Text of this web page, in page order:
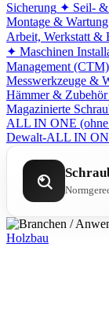
Sicherung ✦ Seil- &
Montage & Wartung
Arbeit, Werkstatt &
✦ Maschinen
Management (CTM)
Messwerkzeuge &
Hämmer & Zubehör
Magazinierte
ALL IN ONE
Dewalt-ALL IN
Holzbau